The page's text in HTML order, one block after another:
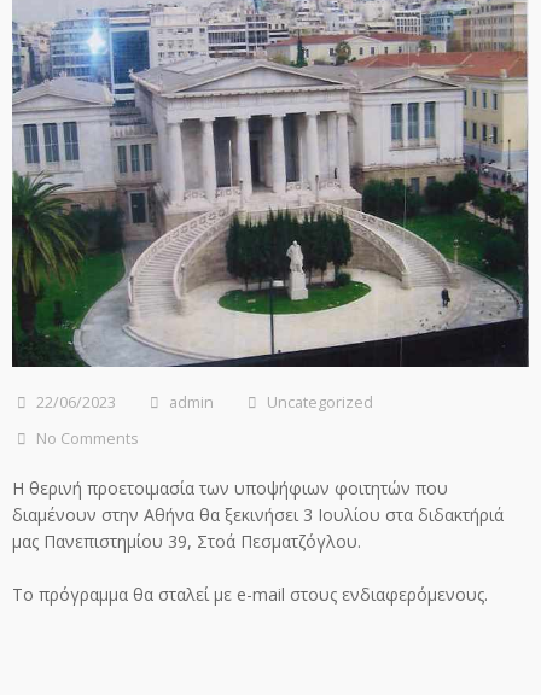
22/06/2023 admin
Uncategorized
No Comments
Η θερινή προετοιμασία των υποψήφιων φοιτητών που
διαμένουν στην Αθήνα θα ξεκινήσει 3 Ιουλίου στα διδακτήριά
μας Πανεπιστημίου 39, Στοά Πεσματζόγλου.
Το πρόγραμμα θα σταλεί με e-mail στους ενδιαφερόμενους.